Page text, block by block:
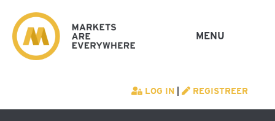
MENU
LOG IN REGISTREER